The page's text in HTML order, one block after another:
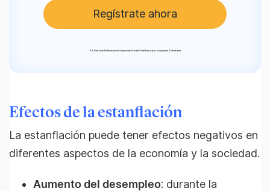
Regístrate ahora
*TS Facturas Billin es un software certificado Verifactu por la Agencia Tributaria.
Efectos de la estanflación
La estanflación puede tener efectos negativos en
diferentes aspectos de la economía y la sociedad.
Aumento del desempleo: durante la